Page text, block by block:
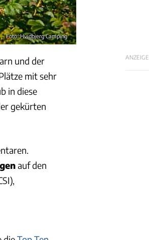
Foto: Hvidbjerg Camping
ANZEIGE
und der
mit sehr
in diese
gekürten
auf den